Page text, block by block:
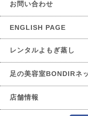
お問い合わせ
ENGLISH PAGE
レンタルよもぎ蒸し
足の美容室BONDIRネ
店舗情報